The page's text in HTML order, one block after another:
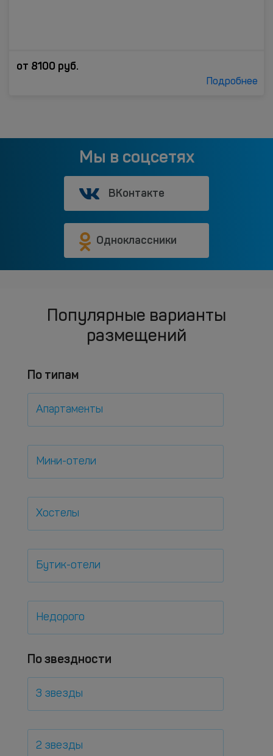
от 8100 руб.
Подробнее
Мы в соцсетях
ВКонтакте
Одноклассники
Популярные варианты
размещений
По типам
Апартаменты
Мини-отели
Хостелы
Бутик-отели
Недорого
По звездности
3 звезды
2 звезды